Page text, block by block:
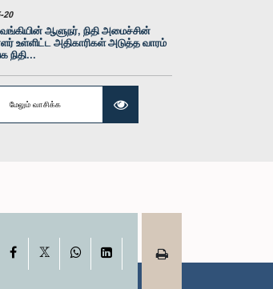
கௌரவ பிரமித்த பண்டார
20
ஆளுநர், நிதி அமைச்சின்
உள்ளிட்ட அதிகாரிகள் அடுத்த வாரம்
நிதி...
மேலும் வாசிக்க
Facebook WhatsAppLinkedIn